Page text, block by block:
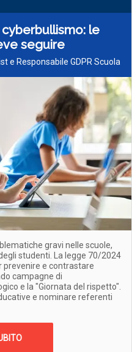
le
seguire
e Responsabile GDPR Scuola
gravi nelle scuole,
studenti. La legge 70/2024
prevenire e contrastare
campagne di
e la "Giornata del rispetto".
e nominare referenti